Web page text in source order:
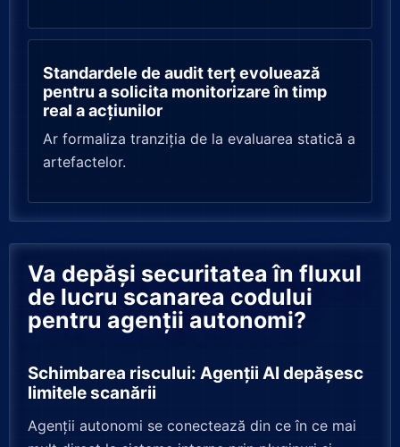
Standardele de audit terț evoluează
pentru a solicita monitorizare în timp
real a acțiunilor
Ar formaliza tranziția de la evaluarea statică a
artefactelor.
Va depăși securitatea în fluxul
de lucru scanarea codului
pentru agenții autonomi?
Schimbarea riscului: Agenții AI depășesc
limitele scanării
Agenții autonomi se conectează din ce în ce mai